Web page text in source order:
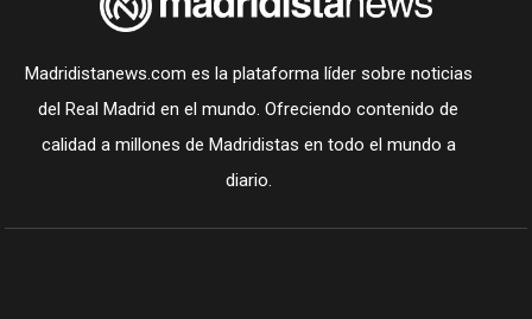
Madridistanews.com es la plataforma líder sobre noticias
del Real Madrid en el mundo. Ofreciendo contenido de
calidad a millones de Madridistas en todo el mundo a
diario.